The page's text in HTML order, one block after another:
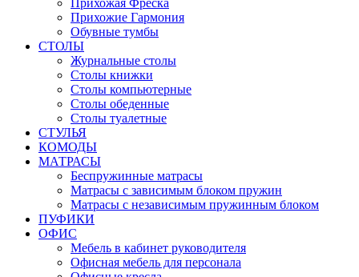
Прихожая Фреска
Прихожие Гармония
Обувные тумбы
СТОЛЫ
Журнальные столы
Столы книжки
Столы компьютерные
Столы обеденные
Столы туалетные
СТУЛЬЯ
КОМОДЫ
МАТРАСЫ
Беспружинные матрасы
Матрасы с зависимым блоком пружин
Матрасы с независимым пружинным блоком
ПУФИКИ
ОФИС
Мебель в кабинет руководителя
Офисная мебель для персонала